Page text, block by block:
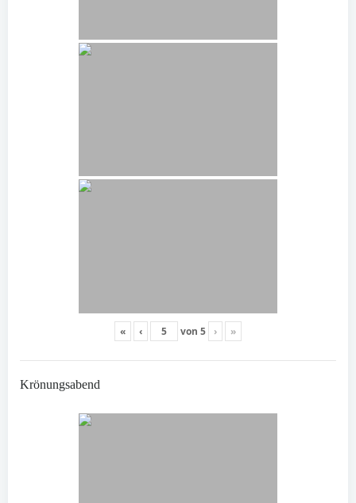
« ‹ von 5 › »
Krönungsabend